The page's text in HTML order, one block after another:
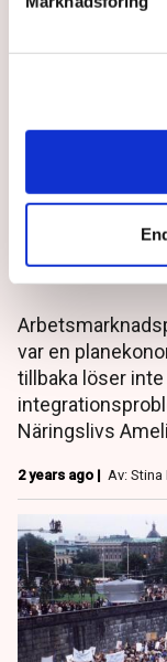
Expert:
var en
tillbaka löser
Näringslivs
2 years ago | Av: